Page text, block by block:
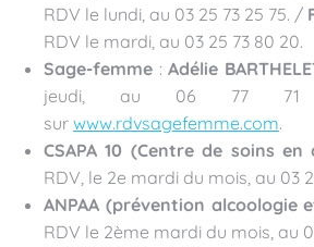
RDV le lundi, au 03 25 73 25 75. /
RDV le mardi, au 03 25 73 80 20.
Sage-femme :Adélie
jeudi, au 06 77
sur www.rdvsagefemme.com.
CSAPA 10 (Centre de soins
RDV, le 2e mardi du mois, au 03
ANPAA (prévention alcoologie
RDV le 2ème mardi du mois, au